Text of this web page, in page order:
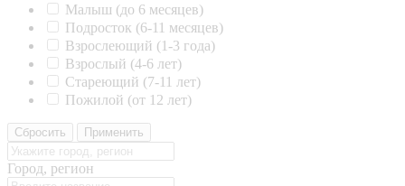
Малыш (до 6 месяцев)
Подросток (6-11 месяцев)
Взрослеющий (1-3 года)
Взрослый (4-6 лет)
Стареющий (7-11 лет)
Пожилой (от 12 лет)
Сбросить Применить
Город, регион